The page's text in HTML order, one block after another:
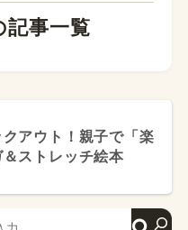
記事一覧
アウト！親子で「楽
ストレッチ絵本